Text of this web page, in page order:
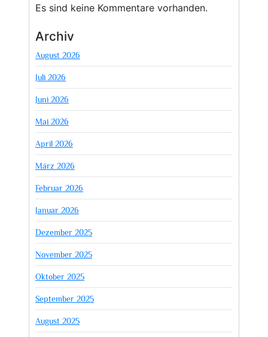
Es sind keine Kommentare vorhanden.
Archiv
August 2026
Juli 2026
Juni 2026
Mai 2026
April 2026
März 2026
Februar 2026
Januar 2026
Dezember 2025
November 2025
Oktober 2025
September 2025
August 2025